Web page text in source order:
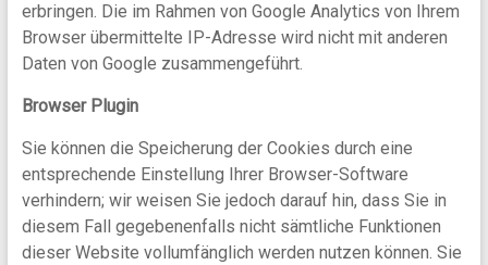
erbringen. Die im Rahmen von Google Analytics von Ihrem
Browser übermittelte IP-Adresse wird nicht mit anderen
Daten von Google zusammengeführt.
Browser Plugin
Sie können die Speicherung der Cookies durch eine
entsprechende Einstellung Ihrer Browser-Software
verhindern; wir weisen Sie jedoch darauf hin, dass Sie in
diesem Fall gegebenenfalls nicht sämtliche Funktionen
dieser Website vollumfänglich werden nutzen können. Sie